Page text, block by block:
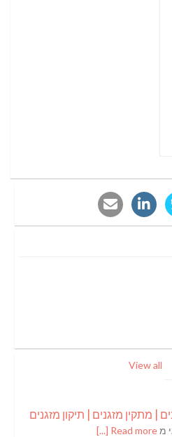
View all
| מתקין מזגנים | תיקון מזגנים
מRead more [...]